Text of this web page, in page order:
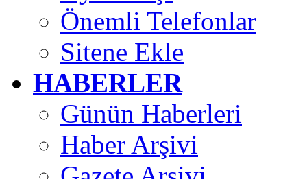
Önemli Telefonlar
Sitene Ekle
HABERLER
Günün Haberleri
Haber Arşivi